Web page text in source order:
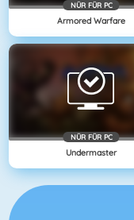
NÜR FÜR PC
Armored Warfare
NÜR FÜR PC
Undermaster